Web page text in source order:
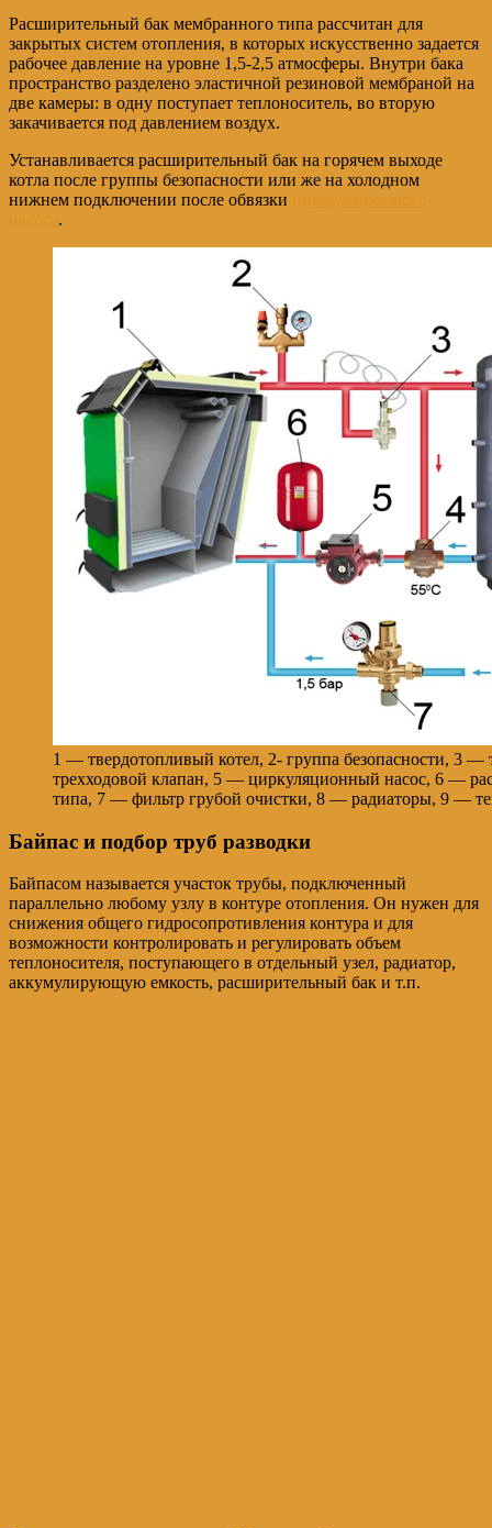
Расширительный бак мембранного типа рассчитан для
закрытых систем отопления, в которых искусственно задается
рабочее давление на уровне 1,5-2,5 атмосферы. Внутри бака
пространство разделено эластичной резиновой мембраной на
две камеры: в одну поступает теплоноситель, во вторую
закачивается под давлением воздух.
Устанавливается расширительный бак на горячем выходе
котла после группы безопасности или же на холодном
нижнем подключении после обвязки
.
1 — твердотопливый котел, 2- группа безопасности, 3 —
трехходовой клапан, 5 — циркуляционный насос, 6 —
типа, 7 — фильтр грубой очистки, 8 — радиаторы, 9 —
Байпас и подбор труб разводки
Байпасом называется участок трубы, подключенный
параллельно любому узлу в контуре отопления. Он нужен для
снижения общего гидросопротивления контура и для
возможности контролировать и регулировать объем
теплоносителя, поступающего в отдельный узел, радиатор,
аккумулирующую емкость, расширительный бак и т.п.